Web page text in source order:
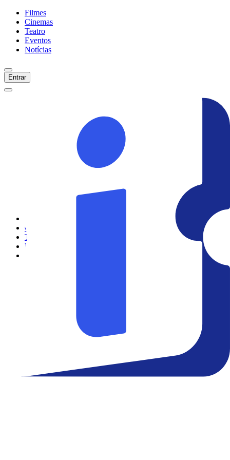
Filmes
Cinemas
Teatro
Eventos
Notícias
Entrar
Cinemas
Teatro
Eventos